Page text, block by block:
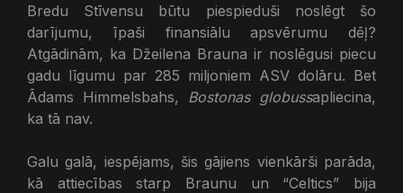
Bredu Stīvensu būtu piespieduši noslēgt šo
darījumu, īpaši finansiālu apsvērumu dēļ?
Atgādinām, ka Džeilena Brauna ir noslēgusi piecu
gadu līgumu par 285 miljoniem ASV dolāru. Bet
Ādams Himmelsbahs, Bostonas globussapliecina,
ka tā nav.
Galu galā, iespējams, šis gājiens vienkārši parāda,
kā attiecības starp Braunu un “Celtics” bija